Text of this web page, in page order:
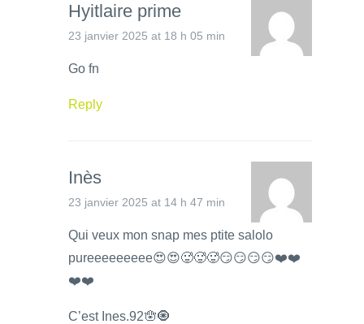
Hyitlaire prime
23 janvier 2025 at 18 h 05 min
Go fn
Reply
Inès
23 janvier 2025 at 14 h 47 min
Qui veux mon snap mes ptite salolo
pureeeeeeeee😍😍🥵🥵🥵😏😏😏😏❤️❤️
❤️❤️
C’est Ines.92🪬🧿